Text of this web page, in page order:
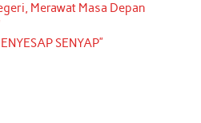
e
d
t
e
u
b
Merawat Masa Depan
SENYAP”